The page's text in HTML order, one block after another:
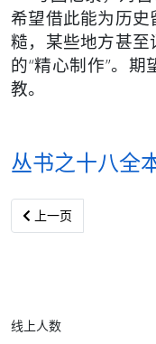
希望借此能为历
糙，某些地方甚
的“精心制作”。
教。
丛书之十八全
上一篇文章: 回忆一九
上一页
线上人数